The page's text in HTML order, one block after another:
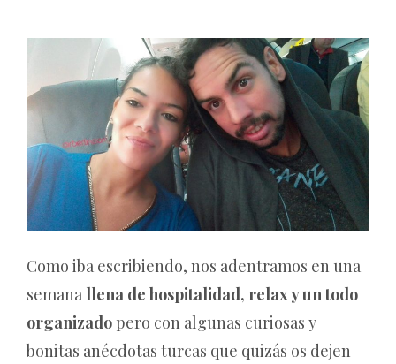
Como iba escribiendo, nos adentramos en una
semana llena de hospitalidad, relax y un todo
organizadopero con algunas curiosas y
bonitas anécdotas turcas que quizás os dejen